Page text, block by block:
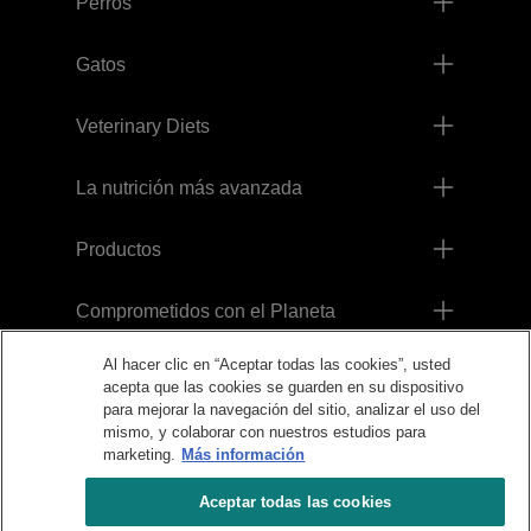
Gatos
Veterinary Diets
La nutrición más avanzada
Productos
Comprometidos con el Planeta
Legales
Al hacer clic en “Aceptar todas las cookies”, usted
acepta que las cookies se guarden en su dispositivo
para mejorar la navegación del sitio, analizar el uso del
mismo, y colaborar con nuestros estudios para
marketing. Más información
Aceptar todas las cookies